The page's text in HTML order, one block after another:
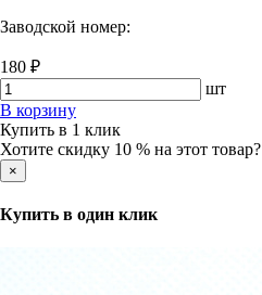
Заводской номер:
180 ₽
шт
В корзину
Купить в 1 клик
Хотите скидку 10 % на этот товар?
×
Купить в один клик